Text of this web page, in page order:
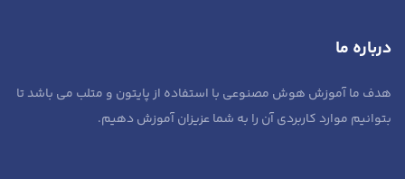
درباره ما
هدف ما آموزش هوش مصنوعی با استفاده از پایتون و متلب می باشد تا
بتوانیم موارد کاربردی آن را به شما عزیزان آموزش دهیم.